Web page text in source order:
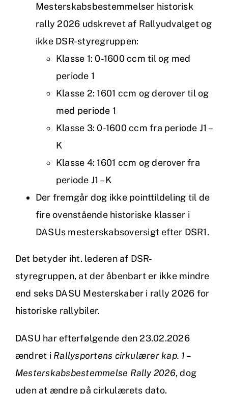
Mesterskabsbestemmelser historisk
rally 2026 udskrevet af Rallyudvalget og
ikke DSR-styregruppen:
Klasse 1: 0-1600 ccm til og med
periode 1
Klasse 2: 1601 ccm og derover til og
med periode 1
Klasse 3: 0-1600 ccm fra periode J1 –
K
Klasse 4: 1601 ccm og derover fra
periode J1 – K
Der fremgår dog ikke pointtildeling til de
fire ovenstående historiske klasser i
DASUs mesterskabsoversigt efter DSR1.
Det betyder iht. lederen af DSR-
styregruppen, at der åbenbart er ikke mindre
end seks DASU Mesterskaber i rally 2026 for
historiske rallybiler.
DASU har efterfølgende den 23.02.2026
ændret i Rallysportens cirkulærer kap. 1 –
Mesterskabsbestemmelse Rally 2026, dog
uden at ændre på cirkulærets dato.